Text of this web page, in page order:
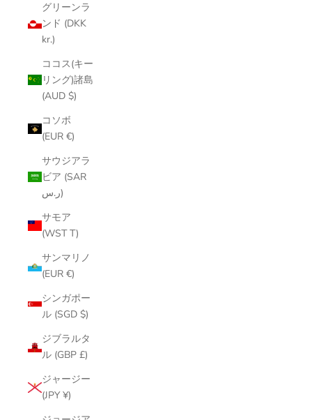
グリーンラ
ンド (DKK
kr.)
ココス(キー
リング)諸島
(AUD $)
コソボ
(EUR €)
サウジアラ
ビア (SAR
ر.س)
サモア
(WST T)
サンマリノ
(EUR €)
シンガポー
ル (SGD $)
ジブラルタ
ル (GBP £)
ジャージー
(JPY ¥)